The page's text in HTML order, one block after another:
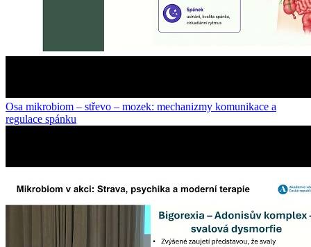
Osa mikrobiom – střevo – mozek: mechanizmy komunikace a
regulace spánku